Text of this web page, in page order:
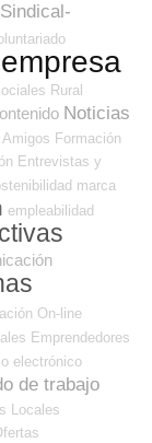
empresa
Rural
Noticias
Amigos Formación
Entrevistas y
marca
empleabilidad
On-line
Emprendedores
electrónico
de trabajo
Locales